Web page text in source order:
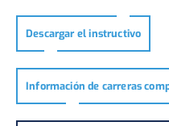
Descargar el instructivo
Información de carreras